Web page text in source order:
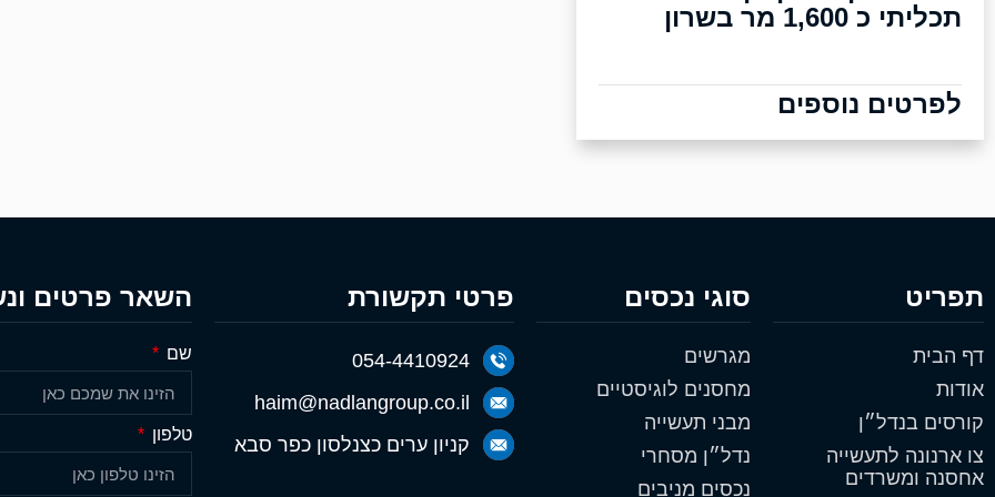
תכליתי כ 1,600 מר בשרון
לפרטים נוספים
תפריט
דף הבית
אודות
קורסים בנדל״ן
צו ארנונה לתעשייה
אחסנה ומשרדים
סוגי נכסים
מגרשים
מחסנים לוגיסטיים
מבני תעשייה
נדל״ן מסחרי
נכסים מניבים
פרטי תקשורת
054-4410924
haim@nadlangroup.co.il
קניון ערים כצנלסון כפר סבא
השאר פרטים
שם
טלפון